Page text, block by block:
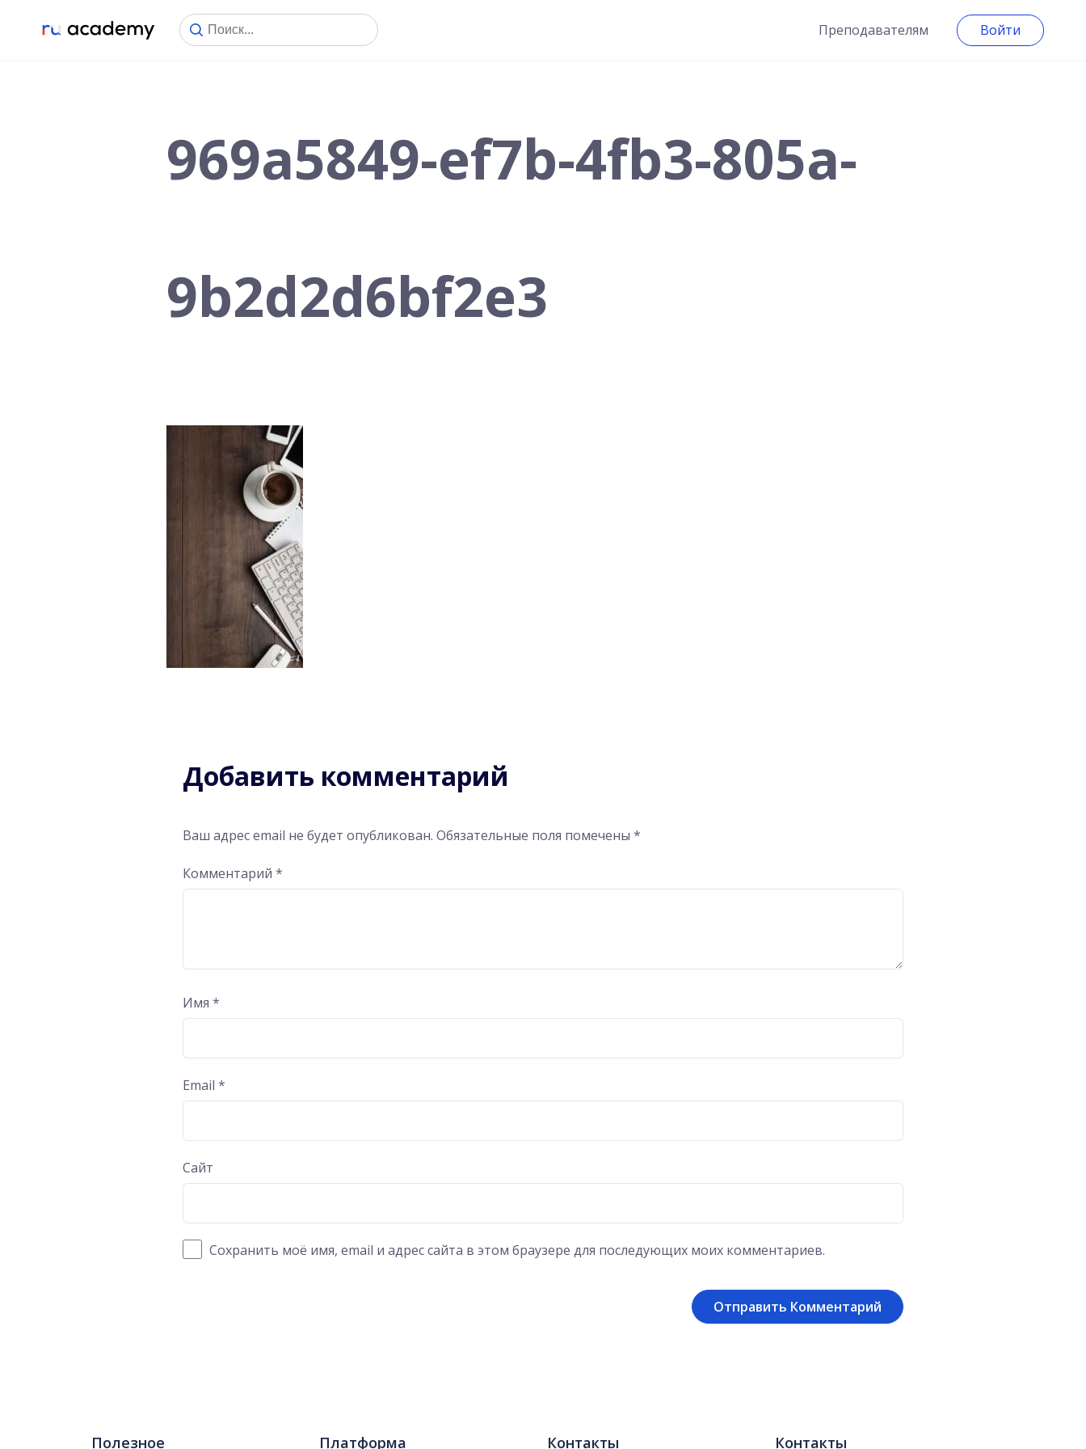
Преподавателям Войти
969a5849-ef7b-4fb3-805a-
9b2d2d6bf2e3
Добавить комментарий
Ваш адрес email не будет опубликован. Обязательные поля помечены*
Комментарий*
Имя*
Email*
Сайт
Сохранить моё имя, email и адрес сайта в этом браузере для последующих моих комментариев.
Полезное Платформа Контакты Контакты